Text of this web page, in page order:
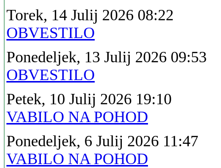
Torek, 14 Julij 2026 08:22
OBVESTILO
Ponedeljek, 13 Julij 2026 09:53
OBVESTILO
Petek, 10 Julij 2026 19:10
VABILO NA POHOD
Ponedeljek, 6 Julij 2026 11:47
VABILO NA POHOD